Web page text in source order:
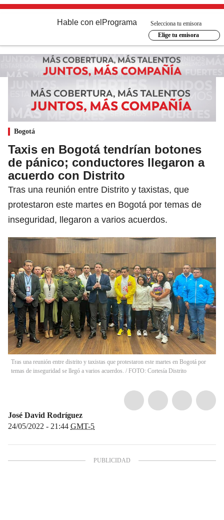
Hable con el Programa
Selecciona tu emisora
Elige tu emisora
Bogotá
Taxis en Bogotá tendrían botones
de pánico; conductores llegaron a
acuerdo con Distrito
Tras una reunión entre Distrito y taxistas, que
protestaron este martes en Bogotá por temas de
inseguridad, llegaron a varios acuerdos.
Tras una reunión entre distrito y taxistas que protestaron este martes en Bogotá por
temas de inseguridad se llegó a varios acuerdos. / FOTO: Cortesía Distrito
José David Rodríguez
24/05/2022 - 21:44 GMT-5